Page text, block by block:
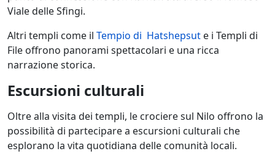
Viale delle Sfingi.
Altri templi come il Tempio di Hatshepsut e i Templi di
File offrono panorami spettacolari e una ricca
narrazione storica.
Escursioni culturali
Oltre alla visita dei templi, le crociere sul Nilo offrono la
possibilità di partecipare a escursioni culturali che
esplorano la vita quotidiana delle comunità locali.